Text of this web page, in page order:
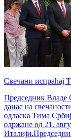
Свечани испраћај
Председник Владе
данас на
одласка Тима
одржане од 21.